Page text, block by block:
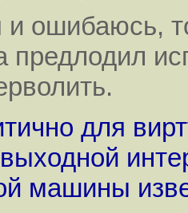
ошибаюсь,
предлодил
для
машины